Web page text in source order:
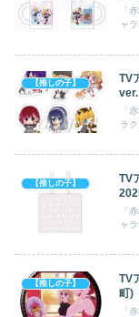
「
ャ
【推しの子】
TV
「
ラ
【推しの子】
TV
「
ャ
【推しの子】
TV
町)
「